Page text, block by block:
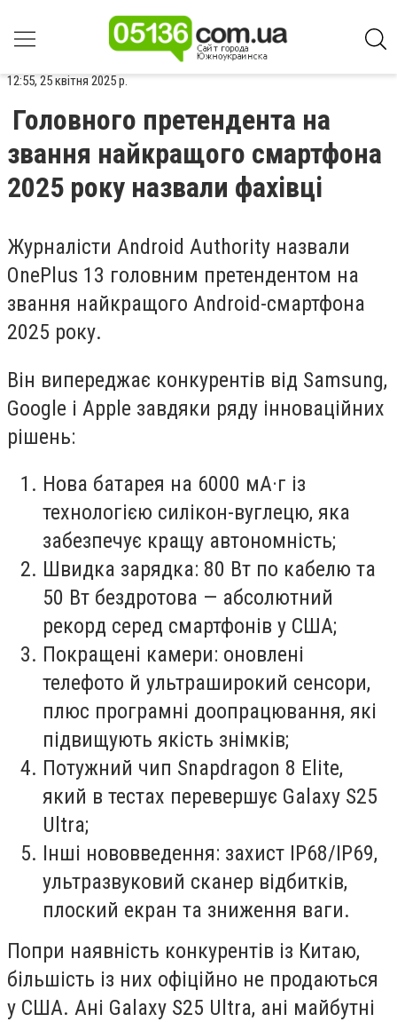
12:55, 25 квітня 2025 р.
Головного претендента на
звання найкращого смартфона
2025 року назвали фахівці
Журналісти Android Authority назвали
OnePlus 13 головним претендентом на
звання найкращого Android-смартфона
2025 року.
Він випереджає конкурентів від Samsung,
Google і Apple завдяки ряду інноваційних
рішень:
Нова батарея на 6000 мА·г із
технологією силікон-вуглецю, яка
забезпечує кращу автономність;
Швидка зарядка: 80 Вт по кабелю та
50 Вт бездротова — абсолютний
рекорд серед смартфонів у США;
Покращені камери: оновлені
телефото й ультраширокий сенсори,
плюс програмні доопрацювання, які
підвищують якість знімків;
Потужний чип Snapdragon 8 Elite,
який в тестах перевершує Galaxy S25
Ultra;
Інші нововведення: захист IP68/IP69,
ультразвуковий сканер відбитків,
плоский екран та зниження ваги.
Попри наявність конкурентів із Китаю,
більшість із них офіційно не продаються
у США. Ані Galaxy S25 Ultra, ані майбутні